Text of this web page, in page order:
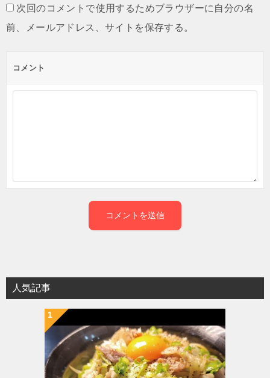
次回のコメントで使用するためブラウザーに自分の名
前、メールアドレス、サイトを保存する。
コメント
人気記事